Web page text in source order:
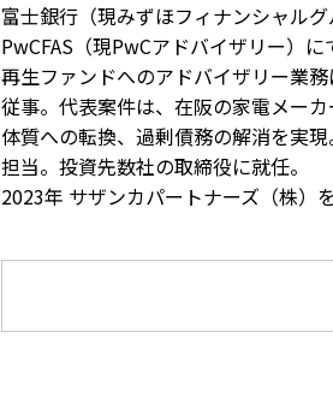
富士銀行（現みずほフィナンシャル
PwCFAS（現PwCアドバイザリー）
再生ファンドへのアドバイザリー業
従事。代表案件は、在阪の家電メー
体質への転換、過剰債務の解消を実
担当。投資先数社の取締役に就任。
2023年 サザンカパートナーズ（株）